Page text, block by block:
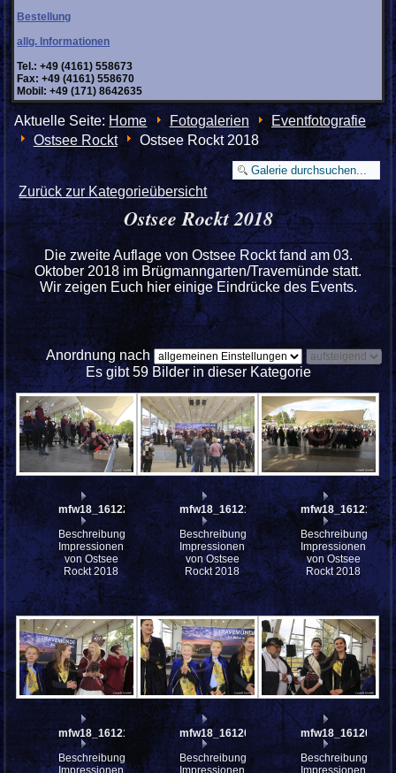
Bestellung
allg. Informationen
Tel.: +49 (4161) 558673
Fax: +49 (4161) 558670
Mobil: +49 (171) 8642635
Aktuelle Seite:Home Fotogalerien
Eventfotografie
Ostsee Rockt
Ostsee Rockt 2018
Zurück zur Kategorieübersicht
Ostsee Rockt 2018
Die zweite Auflage von Ostsee Rockt fand am 03.
Oktober 2018 im Brügmanngarten/Travemünde statt.
Wir zeigen Euch hier einige Eindrücke des Events.
Anordnung nach
Es gibt 59 Bilder in dieser Kategorie
mfw18_161220
Beschreibung:
Impressionen
von Ostsee
Rockt 2018
mfw18_161218
Beschreibung:
Impressionen
von Ostsee
Rockt 2018
mfw18_161212
Beschreibung:
Impressionen
von Ostsee
Rockt 2018
mfw18_161210
Beschreibung:
Impressionen
mfw18_161207
Beschreibung:
Impressionen
mfw18_161205
Beschreibung:
Impressionen